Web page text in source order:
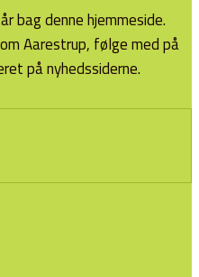
bag denne hjemmeside.
Aarestrup, følge med på
på nyhedssiderne.